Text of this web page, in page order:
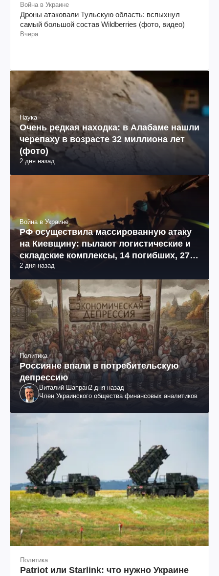
Война в Украине
Дроны атаковали Тульскую область: вспыхнул
самый большой состав Wildberries (фото, видео)
Вчера
Наука
Очень редкая находка: в Алабаме нашли
черепаху в возрасте 32 миллиона лет
(фото)
2 дня назад
Война в Украине
РФ осуществила массированную атаку
на Киевщину: пылают логистические и
складские комплексы, 14 погибших, 27
раненых (фото, видео)
2 дня назад
Политика
Россияне впали в потребительскую
депрессию
Виталий Шапран2 дня назад
Член Украинского общества финансовых аналитиков
Политика
Patriot или Starlink: что нужно Украине